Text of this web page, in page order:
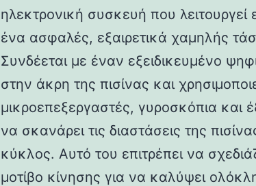
ηλεκτρονική συσκευή που
ένα ασφαλές, εξαιρετικά χαμηλής
Συνδέεται με έναν εξειδικευμένο
στην άκρη της πισίνας και
μικροεπεξεργαστές, γυροσκόπια και
να σκανάρει τις διαστάσεις της
κύκλος. Αυτό του επιτρέπει να
μοτίβο κίνησης για να καλύψει